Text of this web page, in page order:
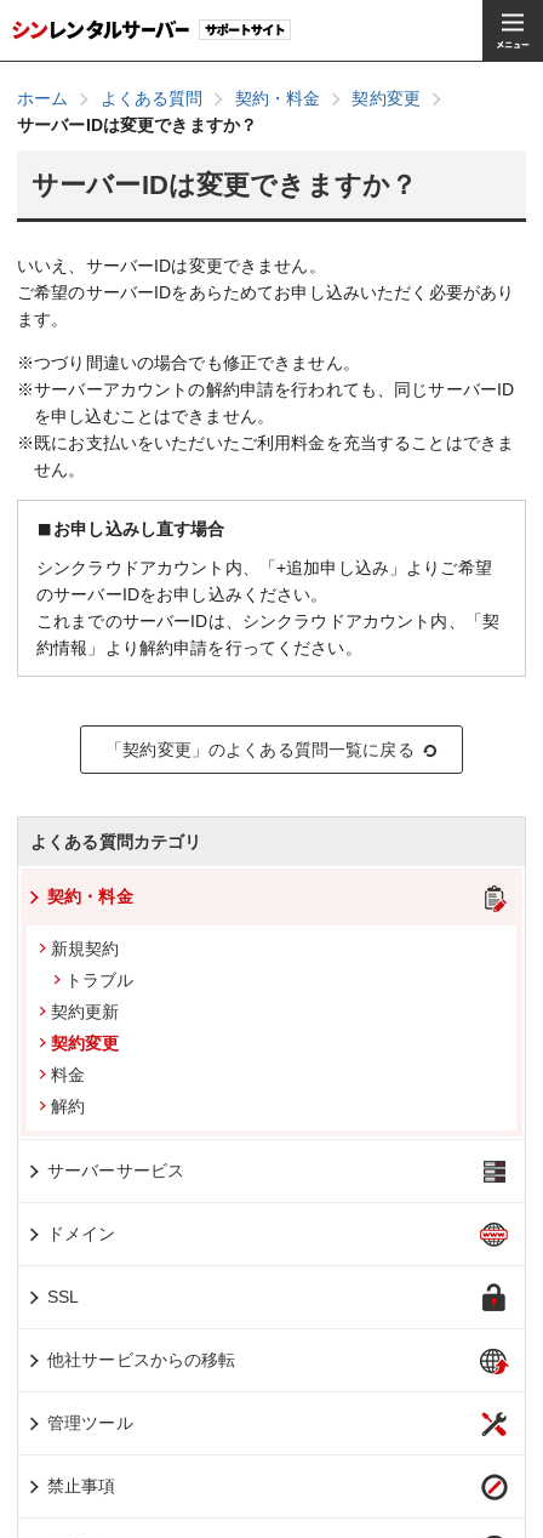
ホーム よくある質問 契約・料金
契約変更
サーバーIDは変更できますか？
サーバーIDは変更できますか？
いいえ、サーバーIDは変更できません。
ご希望のサーバーIDをあらためてお申し込みいただく必要があり
ます。
※つづり間違いの場合でも修正できません。
※サーバーアカウントの解約申請を行われても、同じサーバーID
を申し込むことはできません。
※既にお支払いをいただいたご利用料金を充当することはできま
せん。
お申し込みし直す場合
シンクラウドアカウント内、「+追加申し込み」よりご希望
のサーバーIDをお申し込みください。
これまでのサーバーIDは、シンクラウドアカウント内、「契
約情報」より解約申請を行ってください。
「契約変更」のよくある質問一覧に戻る
よくある質問カテゴリ
契約・料金
新規契約
トラブル
契約更新
契約変更
料金
解約
サーバーサービス
ドメイン
SSL
他社サービスからの移転
管理ツール
禁止事項